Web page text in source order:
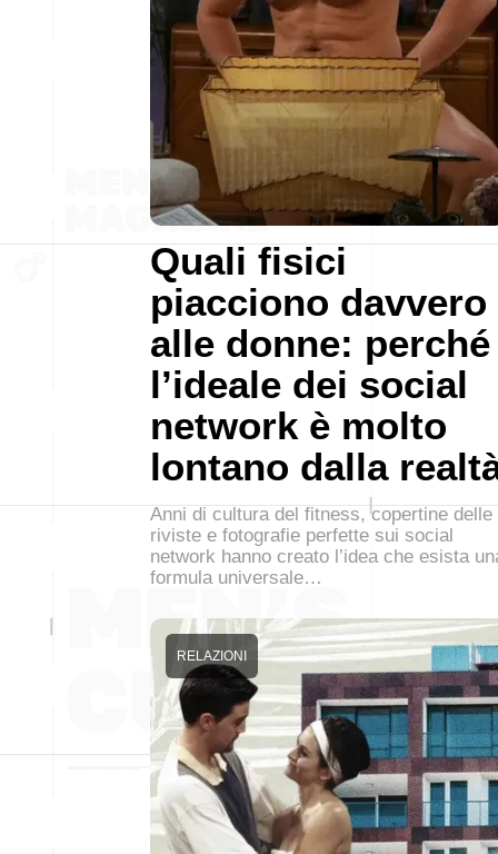
Quali fisici
piacciono davvero
alle donne: perché
l’ideale dei social
network è molto
lontano dalla
Anni di cultura del fitness, copertine delle
riviste e fotografie perfette sui social
network hanno creato l’idea che esista
formula universale…
RELAZIONI